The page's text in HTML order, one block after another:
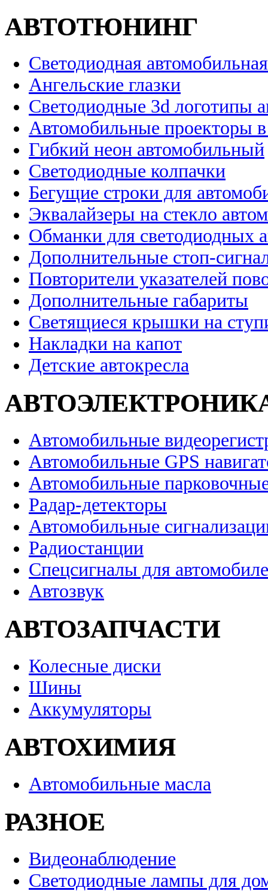
АВТОТЮНИНГ
Светодиодная
Ангельские глазки
Светодиодные 3d логотипы
Автомобильные проекторы
Гибкий неон автомобильный
Светодиодные колпачки
Бегущие строки для
Эквалайзеры на стекло
Обманки для светодиодных
Дополнительные стоп-
Повторители указателей
Дополнительные габариты
Светящиеся крышки на
Накладки на капот
Детские автокресла
Автомобильные
Автомобильные GPS
Автомобильные
Радар-детекторы
Автомобильные
Радиостанции
Спецсигналы для
Автозвук
АВТОЗАПЧАСТИ
Колесные диски
Шины
Аккумуляторы
АВТОХИМИЯ
Автомобильные масла
РАЗНОЕ
Видеонаблюдение
Светодиодные лампы для